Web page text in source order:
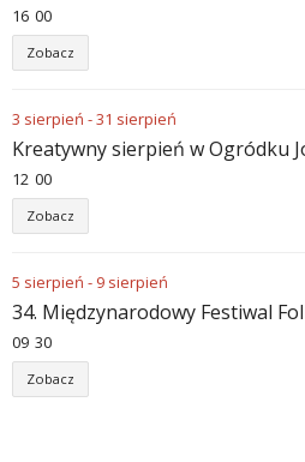
16 00
Zobacz
3 sierpień -31 sierpień
Kreatywny sierpień w Ogródku
12 00
Zobacz
5 sierpień - 9 sierpień
34. Międzynarodowy Festiwal
09 30
Zobacz